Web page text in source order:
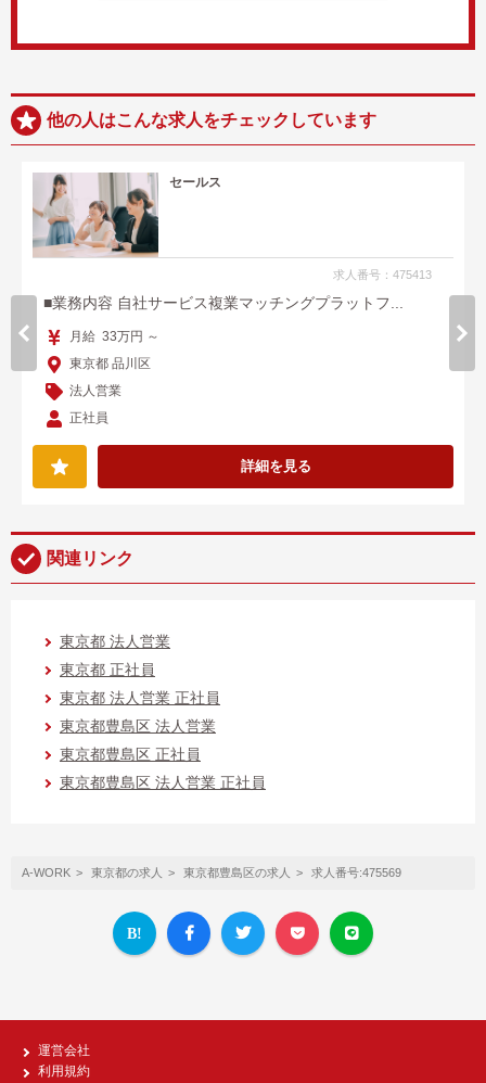
他の人はこんな求人をチェックしています
セールス
求人番号：475413
■業務内容 自社サービス複業マッチングプラットフ...
月給 33万円 ～
東京都 品川区
法人営業
正社員
詳細を見る
関連リンク
東京都 法人営業
東京都 正社員
東京都 法人営業 正社員
東京都豊島区 法人営業
東京都豊島区 正社員
東京都豊島区 法人営業 正社員
A-WORK 東京都の求人 東京都豊島区の求人 求人番号:475569
運営会社
利用規約